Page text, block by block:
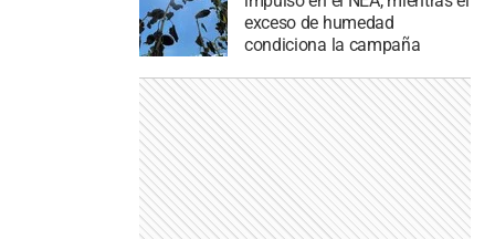
exceso de humedad
condiciona la campaña